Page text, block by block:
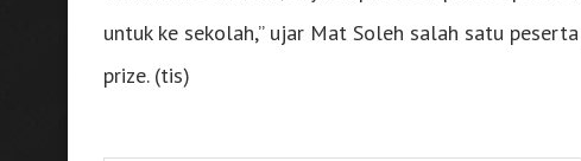
untuk ke sekolah,” ujar Mat Soleh salah satu
prize. (tis)